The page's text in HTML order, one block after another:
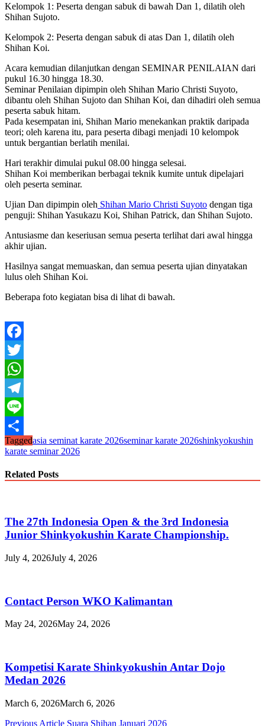
Kelompok 1: Peserta dengan sabuk di bawah Dan 1, dilatih oleh
Shihan Sujoto.
Kelompok 2: Peserta dengan sabuk di atas Dan 1, dilatih oleh
Shihan Koi.
Acara kemudian dilanjutkan dengan SEMINAR PENILAIAN dari
pukul 16.30 hingga 18.30.
Seminar Penilaian dipimpin oleh Shihan Mario Christi Suyoto,
dibantu oleh Shihan Sujoto dan Shihan Koi, dan dihadiri oleh semua
peserta sabuk hitam.
Pada kesempatan ini, Shihan Mario menekankan praktik daripada
teori; oleh karena itu, para peserta dibagi menjadi 10 kelompok
untuk bergantian berlatih menilai.
Hari terakhir dimulai pukul 08.00 hingga selesai.
Shihan Koi memberikan berbagai teknik kumite untuk dipelajari
oleh peserta seminar.
Ujian Dan dipimpin oleh Shihan Mario Christi Suyoto dengan tiga
penguji: Shihan Yasukazu Koi, Shihan Patrick, dan Shihan Sujoto.
Antusiasme dan keseriusan semua peserta terlihat dari awal hingga
akhir ujian.
Hasilnya sangat memuaskan, dan semua peserta ujian dinyatakan
lulus oleh Shihan Koi.
Beberapa foto kegiatan bisa di lihat di bawah.
Facebook
Twitter
WhatsApp
Telegram
Line
Share
Taggedasia seminat karate 2026seminar karate 2026shinkyokushin
karate seminar 2026
Related Posts
The 27th Indonesia Open & the 3rd Indonesia
Junior Shinkyokushin Karate Championship.
July 4, 2026July 4, 2026
Contact Person WKO Kalimantan
May 24, 2026May 24, 2026
Kompetisi Karate Shinkyokushin Antar Dojo
Medan 2026
March 6, 2026March 6, 2026
Previous Article Suara Shihan Januari 2026